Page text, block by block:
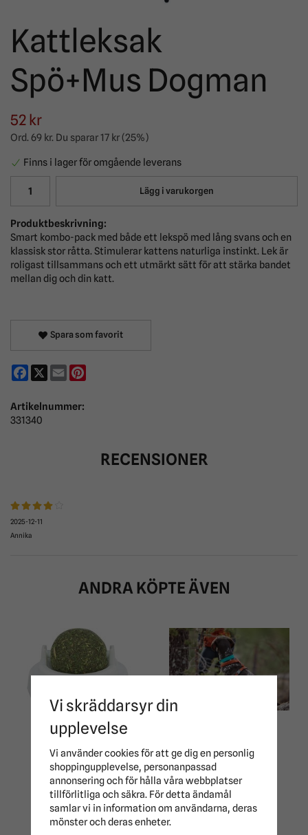
Kattleksak
Spö+Mus Dogman
52 kr
Ord. 69 kr. Du sparar17 kr(25%)
Finns i lager för omgående leverans
Lägg i varukorgen
Produktbeskrivning:
Smart kombo-pack med både ett lekspö med lång svans och en
klassisk stor råtta. Stimulerar kattens naturliga instinkt. Lek är
roligast tillsammans och ett utmärkt sätt för att stärka bandet
mellan dig och din katt.
Spara som favorit
Facebook
X Email
Artikelnummer:
331340
RECENSIONER
2025-12-11
Annika
ANDRA KÖPTE ÄVEN
Kattmyntaboll Med
Hållare Trixie
37 kr 49 kr 299 kr 399 kr
Vi skräddarsyr din
upplevelse
Vi använder cookies för att ge dig en personlig
shoppingupplevelse, personanpassad
annonsering och för hålla våra webbplatser
tillförlitliga och säkra. För detta ändamål
samlar vi in information om användarna, deras
mönster och deras enheter.